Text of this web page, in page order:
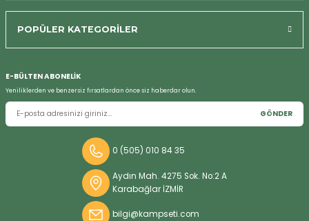
POPÜLER KATEGORİLER
E-BÜLTEN ABONELİK
Yeniliklerden ve benzersiz fırsatlardan önce siz haberdar olun.
GÖNDER
0 (505) 010 84 35
Aydın Mah. 4275 Sok. No:2 A
Karabağlar İZMİR
bilgi@kampseti.com